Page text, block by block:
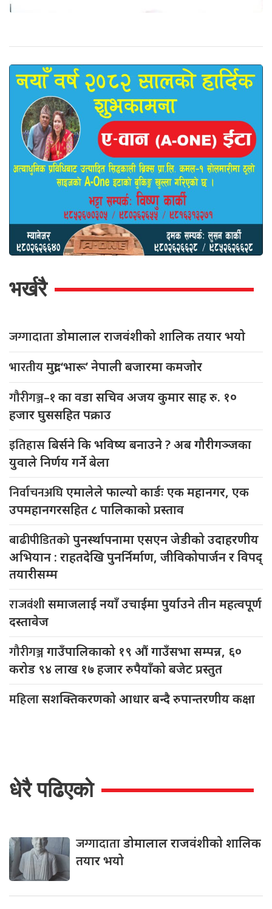
भर्खरै
जग्गादाताडोमालाल राजवंशीको शालिक तयार भयो
भारतीयमुद्रा ‘भारू’ नेपाली बजारमा कमजाेर
गौरीगञ्ज–१का वडा सचिव अजय कुमार साह रु. १०
हजार घुससहित पक्राउ
इतिहासबिर्सने कि भविष्य बनाउने ? अब गौरीगञ्जका
युवाले निर्णय गर्ने बेला
निर्वाचनअघिएमालेले फाल्यो कार्डः एक महानगर, एक
उपमहानगरसहित ८ पालिकाको प्रस्ताव
बाढीपीडितकोपुनर्स्थापनामा एसएन जेडीको उदाहरणीय
अभियान : राहतदेखि पुनर्निर्माण, जीविकोपार्जन र विपद्
तयारीसम्म
राजवंशीसमाजलाई नयाँ उचाईमा पुर्याउने तीन महत्वपूर्ण
दस्तावेज
गौरीगञ्जगाउँपालिकाको १९ औं गाउँसभा सम्पन्न, ६०
करोड ९४ लाख १७ हजार रुपैयाँको बजेट प्रस्तुत
महिलासशक्तिकरणको आधार बन्दै रुपान्तरणीय कक्षा
धेरै पढिएको
जग्गादाताडोमालाल राजवंशीको शालिक
तयार भयो